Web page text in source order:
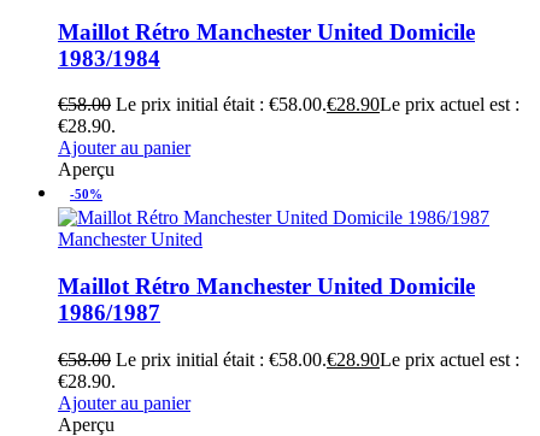
Maillot Rétro Manchester United Domicile
1983/1984
€58.00 Le prix initial était : €58.00.€28.90Le prix actuel est :
€28.90.
Ajouter au panier
Aperçu
-50%
Manchester United
Maillot Rétro Manchester United Domicile
1986/1987
€58.00 Le prix initial était : €58.00.€28.90Le prix actuel est :
€28.90.
Ajouter au panier
Aperçu